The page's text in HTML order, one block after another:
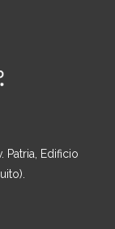
Patria, Edificio